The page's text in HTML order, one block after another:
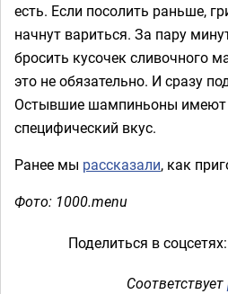
есть. Если посолить раньше,
начнут вариться. За пару
бросить кусочек сливочного
это не обязательно. И сразу
Остывшие шампиньоны имеют
специфический вкус.
Ранее мы рассказали, как
Фото: 1000.menu
Поделиться в соцсетях:
Соответствует